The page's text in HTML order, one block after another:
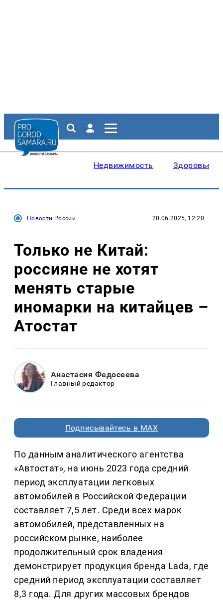
Недвижимость Здоровье
Новости России 20.06.2025, 12:20
Только не Китай:
россияне не хотят
менять старые
иномарки на китайцев –
Атостат
Анастасия Федосеева
Главный редактор
Подписывайтесь в MAX
По данным аналитического агентства
«Автостат», на июнь 2023 года средний
период эксплуатации легковых
автомобилей в Российской Федерации
составляет 7,5 лет. Среди всех марок
автомобилей, представленных на
российском рынке, наиболее
продолжительный срок владения
демонстрирует продукция бренда Lada, где
средний период эксплуатации составляет
8,3 года. Для других массовых брендов